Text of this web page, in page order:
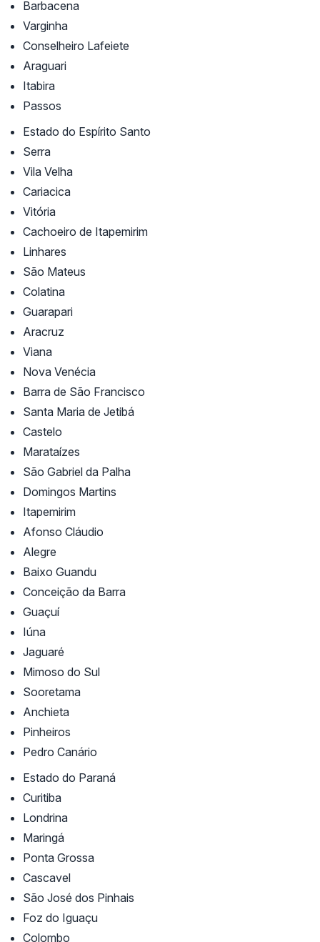
Barbacena
Varginha
Conselheiro Lafeiete
Araguari
Itabira
Passos
Estado do Espírito Santo
Serra
Vila Velha
Cariacica
Vitória
Cachoeiro de Itapemirim
Linhares
São Mateus
Colatina
Guarapari
Aracruz
Viana
Nova Venécia
Barra de São Francisco
Santa Maria de Jetibá
Castelo
Marataízes
São Gabriel da Palha
Domingos Martins
Itapemirim
Afonso Cláudio
Alegre
Baixo Guandu
Conceição da Barra
Guaçuí
Iúna
Jaguaré
Mimoso do Sul
Sooretama
Anchieta
Pinheiros
Pedro Canário
Estado do Paraná
Curitiba
Londrina
Maringá
Ponta Grossa
Cascavel
São José dos Pinhais
Foz do Iguaçu
Colombo